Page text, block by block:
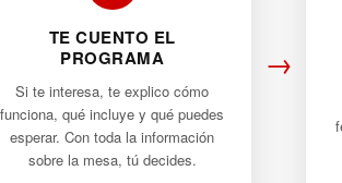
TE CUENTO EL
PROGRAMA
Si te interesa, te explico cómo
funciona, qué incluye y qué puedes
esperar. Con toda la información
sobre la mesa, tú decides.
→